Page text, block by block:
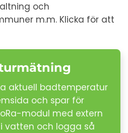
och
m.m. Klicka för att
aktuell badtemperatur
och spar för
modul med extern
vatten och logga så